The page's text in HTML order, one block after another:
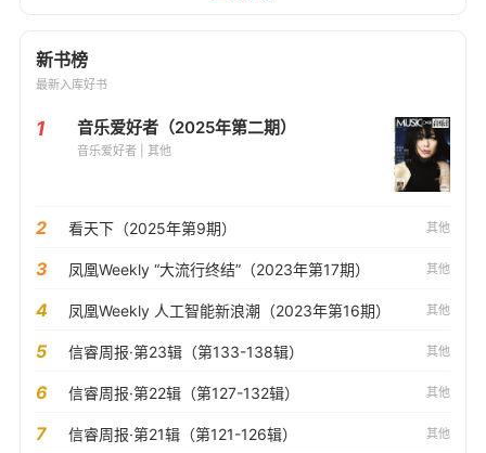
新书榜
最新入库好书
1 音乐爱好者（2025年第二期）
音乐爱好者 | 其他
2 看天下（2025年第9期） 其他
3 凤凰Weekly “大流行终结”（2023年第17期） 其他
4 凤凰Weekly 人工智能新浪潮（2023年第16期） 其他
5 信睿周报·第23辑（第133-138辑） 其他
6 信睿周报·第22辑（第127-132辑） 其他
7 信睿周报·第21辑（第121-126辑） 其他